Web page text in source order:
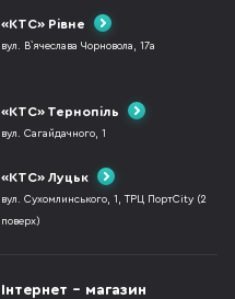
«КТС» Рівне
вул. В`ячеслава Чорновола, 17а
«КТС» Тернопіль
вул. Сагайдачного, 1
«КТС» Луцьк
вул. Сухомлинського, 1, ТРЦ ПортCity (2
поверх)
Інтернет - магазин